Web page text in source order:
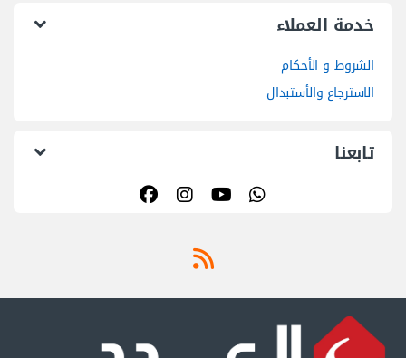
خدمة العملاء
الشروط و الأحكام
الاسترجاع والأستبدال
تابعنا